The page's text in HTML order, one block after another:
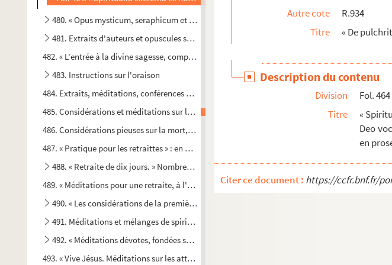
480. « Opus mysticum, seraphicum et plane divinum, sive Deiformitas, et amoris divini per
481. Extraits d'auteurs et opuscules spirituels à l'usage des Chartreux
482. « L'entrée à la divine sagesse, comprise en plusieurs traités spirituels qui contiennent les
483. Instructions sur l'oraison
484. Extraits, méditations, conférences sur des matières de spiritualité, par une ou plusieurs
485. Considérations et méditations sur les principales fêtes de l'année, de l'Avent au Sacré-Cœur
486. Considérations pieuses sur la mort, le jugement, l'enfer, l'éternité, le purgatoire, le
487. « Pratique pour les retraittes » : en général, pour l'Avent, pour le Jubilé, avant la profession,
488. « Retraite de dix jours. » Nombreuses méditations
489. « Méditations pour une retraite, à l'usage des Filles de l'Enfance. » — Prières pour diverses
490. « Les considérations de la première solitude que nous avons faicte, [que]le R. P. Paschal
491. Méditations et mélanges de spiritualité
492. « Méditations dévotes, fondées sur l'histoire de la vie admirable de nostre glorieuse Mère
493. « Vive Jésus. Méditations sur les attributs divins, par un Père de la Compagnie de Jésus,
Autre cote
R.934
Titre
« De
Description du contenu
Division
Fol. 464
Titre
«
Deo
en
Citer ce document : https://ccfr.bnf.fr/